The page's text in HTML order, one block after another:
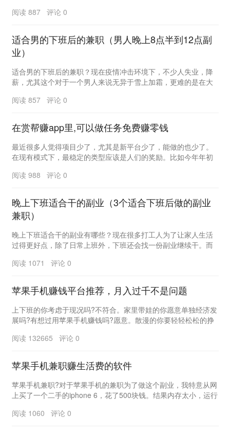
阅读 887 评论 0
适合男的下班后的兼职（男人晚上8点半到12点副
业）
适合男的下班后的兼职？现在疫情冲击环境下，不少人失业，降
薪，尤其这个对于一个男人来说无异于雪上加霜，更难的是在大
阅读 857 评论 0
在赏帮赚app里,可以做任务免费赚零钱
最近很多人觉得项目少了，尤其是新平台少了，能做的也少了。
在现有模式下，最稳定的类型应该是人们的奖励。比如今年年初
阅读 988 评论 0
晚上下班适合干的副业（3个适合下班后做的副业
兼职）
晚上下班适合干的副业有哪些？现在很多打工人为了让家人生活
过得更好点，除了日常上班外，下班还会找一份副业继续干。而
阅读 1071 评论 0
苹果手机赚钱平台推荐，月入过千不是问题
上下班的你考虑于现况吗?不符合。家里带娃的你愿意单独经济发
展吗?有想过用苹果手机赚钱吗?愿意。散漫的你要轻轻松松的挣
阅读 132665 评论 0
苹果手机兼职赚生活费的软件
苹果手机兼职?对于苹果手机的兼职为了做这个副业，我特意从网
上买了一个二手的iphone 6，花了500块钱。结果内存太小，运行
阅读 1060 评论 0